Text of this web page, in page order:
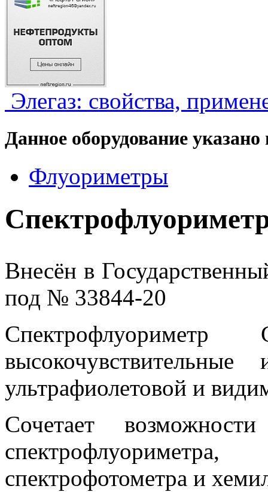
Элегаз: свойства,
Данное оборудование
Флуориметры
Внесён в
под № 33844-20
ультрафиолетовой и
Сочетает
спектрофотометра и